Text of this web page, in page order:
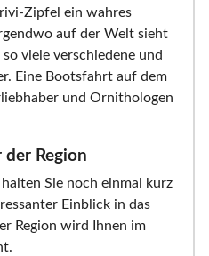
Zipfel ein wahres
auf der Welt sieht
viele verschiedene und
Eine Bootsfahrt auf dem
und Ornithologen
der Region
halten Sie noch einmal kurz
Einblick in das
Region wird Ihnen im